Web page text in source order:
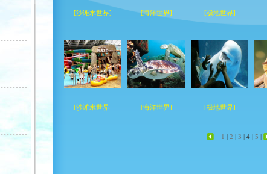
[沙滩水世界] [海洋世界] [极地世界]
[沙滩水世界] [海洋世界] [极地世界]
1 | 2 | 3 | 4 | 5 |